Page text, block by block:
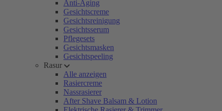
Anti-Aging
Gesichtscreme
Gesichtsreinigung
Gesichtsserum
Pflegesets
Gesichtsmasken
Gesichtspeeling
Rasur
Alle anzeigen
Rasiercreme
Nassrasierer
After Shave Balsam & Lotion